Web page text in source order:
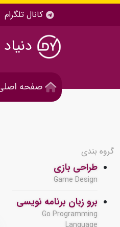
کانال تلگرام
دنیاد
صفحه
گروه بندی
طراحی بازی
Game Design
برو زبان برنامه نویسی
Go Programming